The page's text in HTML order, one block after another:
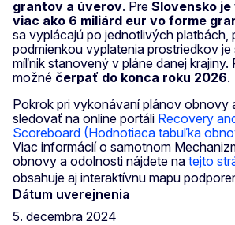
grantov a úverov. Pre Slovensko
viac ako 6 miliárd eur vo forme
sa vyplácajú po jednotlivých platbách,
podmienkou vyplatenia prostriedkov
míľnik stanovený v pláne danej krajiny.
možné čerpať do konca roku 2026.
Pokrok pri vykonávaní plánov obnovy
sledovať na online portáli Recovery
Scoreboard (Hodnotiaca tabuľka
Viac informácií o samotnom
obnovy a odolnosti nájdete na tejto
obsahuje aj interaktívnu mapu
Dátum uverejnenia
5. decembra 2024